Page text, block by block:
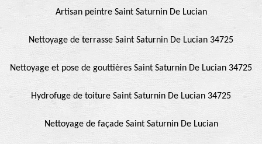
Artisan peintre Saint Saturnin De Lucian
Nettoyage de terrasse Saint Saturnin De Lucian 34725
Nettoyage et pose de gouttières Saint Saturnin De Lucian 34725
Hydrofuge de toiture Saint Saturnin De Lucian 34725
Nettoyage de façade Saint Saturnin De Lucian